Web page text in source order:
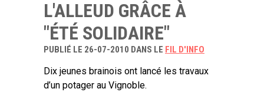
L'ALLEUD GRÂCE À
"ÉTÉ SOLIDAIRE"
PUBLIÉ LE 26-07-2010 DANS LE FIL D'INFO
Dix jeunes brainois ont lancé les travaux
d’un potager au Vignoble.